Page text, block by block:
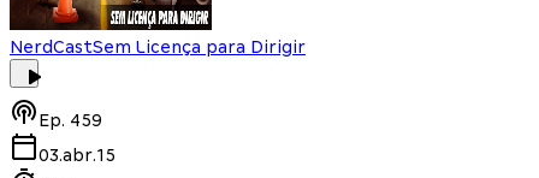
NerdCastSem Licença para Dirigir
Ep. 459
03.abr.15